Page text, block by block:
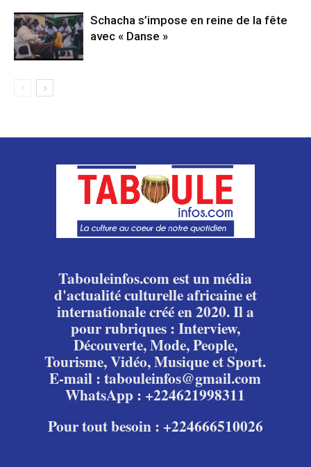
Schacha s’impose en reine de la fête
avec « Danse »
Tabouleinfos.com est un média
d'actualité culturelle africaine et
internationale créé en 2020. Il a
pour rubriques : Interview,
Découverte, Mode, People,
Tourisme, Vidéo, Musique et Sport.
E-mail : tabouleinfos@gmail.com
WhatsApp : +224621998311
Pour tout besoin : +224666510026